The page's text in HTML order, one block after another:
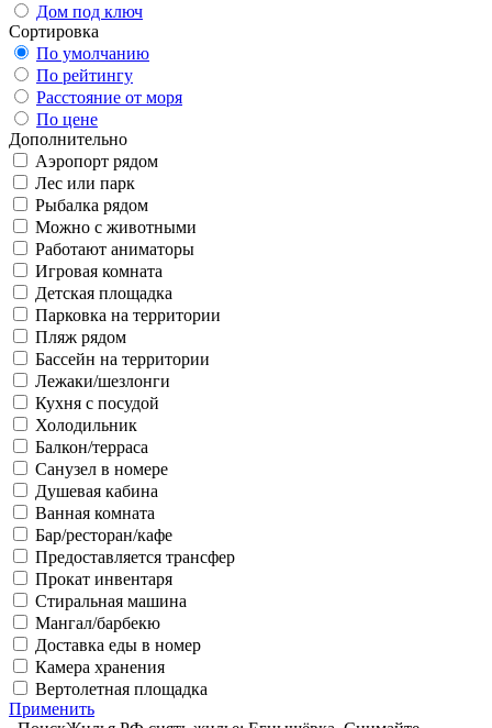
Дом под ключ
Сортировка
По умолчанию
По рейтингу
Расстояние от моря
По цене
Дополнительно
Аэропорт рядом
Лес или парк
Рыбалка рядом
Можно с животными
Работают аниматоры
Игровая комната
Детская площадка
Парковка на территории
Пляж рядом
Бассейн на территории
Лежаки/шезлонги
Кухня с посудой
Холодильник
Балкон/терраса
Санузел в номере
Душевая кабина
Ванная комната
Бар/ресторан/кафе
Предоставляется трансфер
Прокат инвентаря
Стиральная машина
Мангал/барбекю
Доставка еды в номер
Камера хранения
Вертолетная площадка
Применить